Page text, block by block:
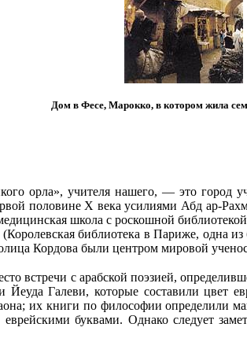
Дом в Фесе, Марокко, в котором жила
орла», учителя нашего, — это город
половине X века усилиями Абд ар-
школа с роскошной
библиотека в Париже, одна
Кордова были центром мировой
встречи с арабской поэзией,
Галеви, которые составили цвет
их книги по философии определили
буквами. Однако следует